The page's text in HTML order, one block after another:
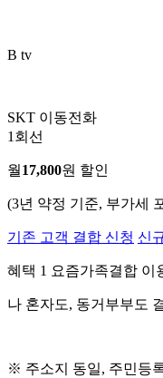
B tv
SKT 이동전화
1회선
월17,800원 할인
(3년 약정 기준, 부가세
기존 고객 결합 신청 신
혜택 1 요즘가족결합 이
나 혼자도, 동거부부도
※ 주소지 동일, 주민등